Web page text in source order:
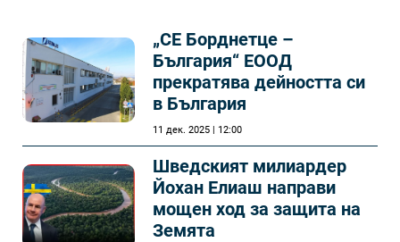
„СЕ Борднетце –
България“ ЕООД
прекратява дейността си
в България
11 дек. 2025 | 12:00
Шведският милиардер
Йохан Елиаш направи
мощен ход за защита на
Земята